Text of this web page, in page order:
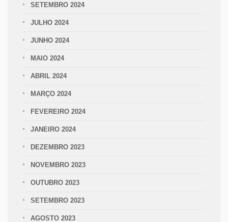
SETEMBRO 2024
JULHO 2024
JUNHO 2024
MAIO 2024
ABRIL 2024
MARÇO 2024
FEVEREIRO 2024
JANEIRO 2024
DEZEMBRO 2023
NOVEMBRO 2023
OUTUBRO 2023
SETEMBRO 2023
AGOSTO 2023